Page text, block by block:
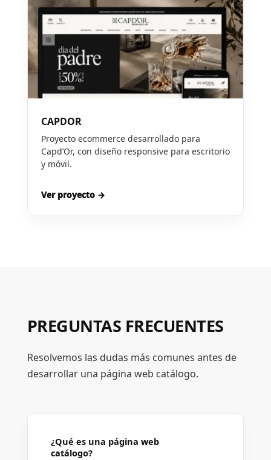
CAPDOR
Proyecto ecommerce desarrollado para
Capd’Or, con diseño responsive para escritorio
y móvil.
Ver proyecto →
PREGUNTAS FRECUENTES
Resolvemos las dudas más comunes antes de
desarrollar una página web catálogo.
¿Qué es una página web
catálogo?